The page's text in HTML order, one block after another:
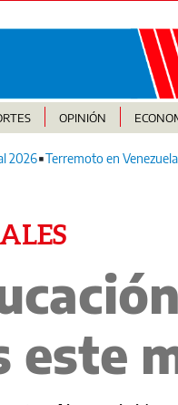
OPINIÓN
2026 Terremoto en Venezuela
este